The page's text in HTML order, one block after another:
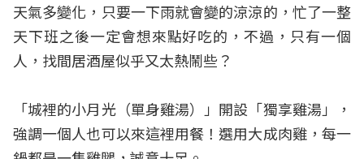
天氣多變化，只要一下雨就會變的涼涼的，忙了一整
天下班之後一定會想來點好吃的，不過，只有一個
人，找間居酒屋似乎又太熱鬧些？
「城裡的小月光（單身雞湯）」開設「獨享雞湯」，
強調一個人也可以來這裡用餐！選用大成肉雞，每一